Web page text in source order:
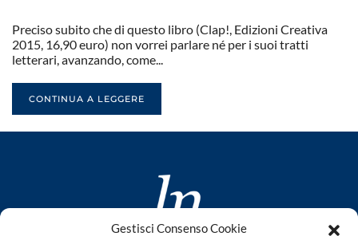
Gestisci Consenso Cookie
Preciso subito che di questo libro (Clap!, Edizioni Creativa
2015, 16,90 euro) non vorrei parlare né per i suoi tratti
letterari, avanzando, come...
CONTINUA A LEGGERE